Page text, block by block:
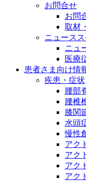
エースクラップ
医療に携わるあ
お問合せ
お問
取材
ニュース
ニュ
医療
患者さま向け情
疾患・症状
腰部
腰椎
膝関
水頭
慢性
アク
アク
アク
アク